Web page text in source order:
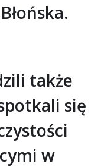
także
się
w